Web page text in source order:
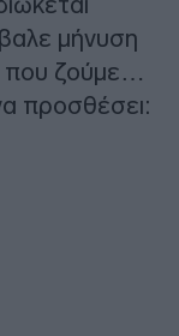
μήνυση
που ζούμε…
προσθέσει: